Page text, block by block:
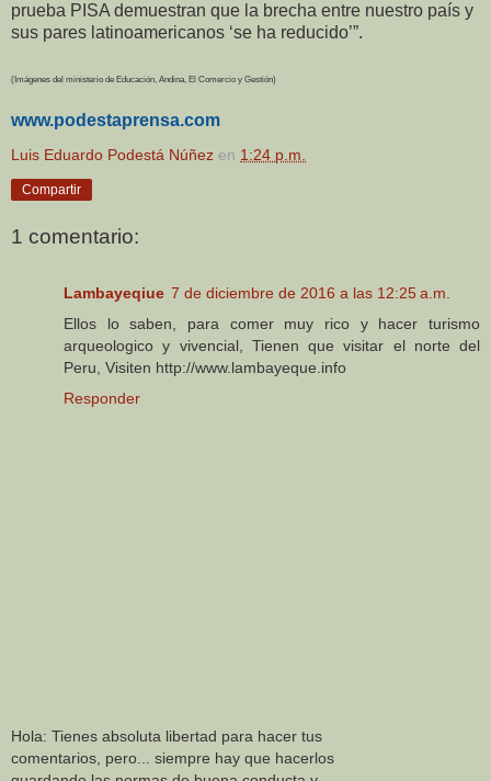
prueba PISA demuestran que la brecha entre nuestro país y
sus pares latinoamericanos ‘se ha reducido’”.
(Imágenes del ministerio de Educación, Andina, El Comercio y Gestión)
www.podestaprensa.com
Luis Eduardo Podestá Núñez en 1:24 p.m.
Compartir
1 comentario:
Lambayeqiue 7 de diciembre de 2016 a las 12:25 a.m.
Ellos lo saben, para comer muy rico y hacer turismo
arqueologico y vivencial, Tienen que visitar el norte del
Peru, Visiten http://www.lambayeque.info
Responder
Hola: Tienes absoluta libertad para hacer tus
comentarios, pero... siempre hay que hacerlos